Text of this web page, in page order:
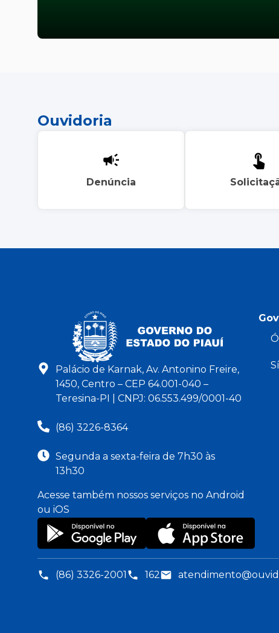
Ouvidoria
Denúncia
Palácio de Karnak, Av. Antonino Freire,
1450, Centro – CEP 64.001-040 –
Teresina-PI | CNPJ: 06.553.499/0001-40
(86) 3226-8364
Segunda a sexta-feira de 7h30 às
13h30
Acesse também nossos serviços no Android
ou iOS
(86) 3326-2001 162